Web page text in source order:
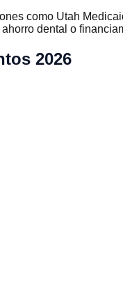
como Utah
dental o
2026